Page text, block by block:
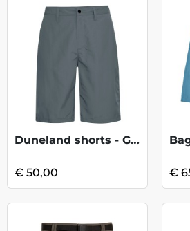
Duneland shorts - Grey Odessa
€ 50,00 €